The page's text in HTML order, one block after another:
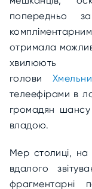
попередньо
отримала
голови
телеефірами в
громадян шансу
владою.
Мер столиці,
вдалого
фрагментарні